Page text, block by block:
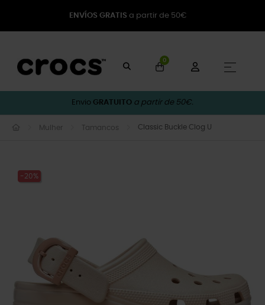
ENVÍOS GRATIS a partir de 50€
0
☰
Envio GRATUITO a partir de 50€.
Mulher Tamancos Classic Buckle Clog U
-20%